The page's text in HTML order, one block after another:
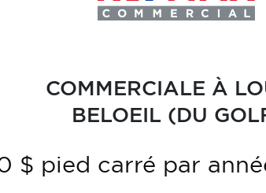
COMMERCIALE À
BELOEIL (DU
$ pied carré par